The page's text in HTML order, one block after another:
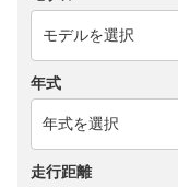
年式
走行距離